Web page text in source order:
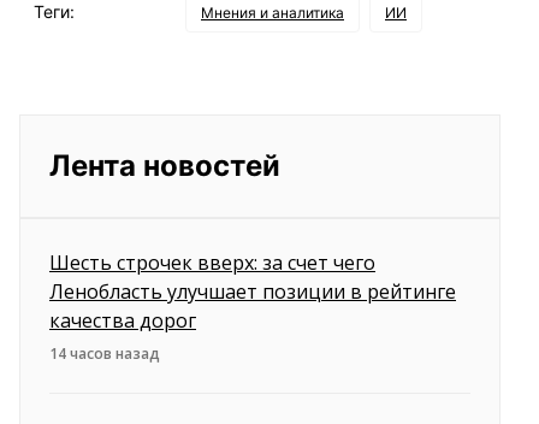
Теги: Мнения и аналитика ИИ
Лента новостей
Шесть строчек вверх: за счет чего
Ленобласть улучшает позиции в рейтинге
качества дорог
14 часов назад